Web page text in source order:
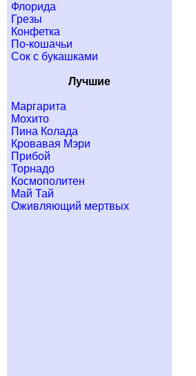
Флорида
Грезы
Конфетка
По-кошачьи
Сок с букашками
Лучшие
Маргарита
Мохито
Пина Колада
Кровавая Мэри
Прибой
Торнадо
Космополитен
Май Тай
Оживляющий мертвых